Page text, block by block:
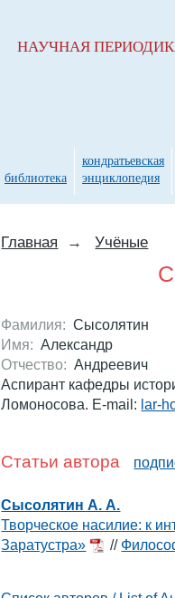
Главная → Учёные
Фамилия: Сысолятин
Имя: Александр
Отчество: Андреевич
Аспирант кафедры
Ломоносова. E-mail: lar-
Статьи автора
Сысолятин А. А.
Творческое насилие: к
Заратустра»
//
НАУЧНАЯ
библиотека
кондратьевская
энциклопедия